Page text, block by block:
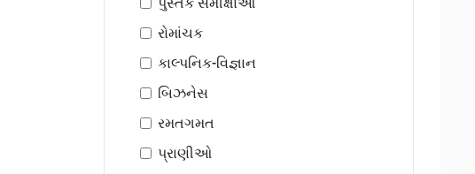
રોમાંચક
કાલ્પનિક-વિજ્ઞાન
બિઝનેસ
રમતગમત
પ્રાણીઓ